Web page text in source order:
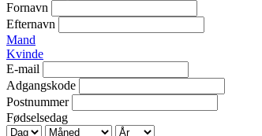
Fornavn
Efternavn
Mand
Kvinde
E-mail
Adgangskode
Postnummer
Fødselsedag